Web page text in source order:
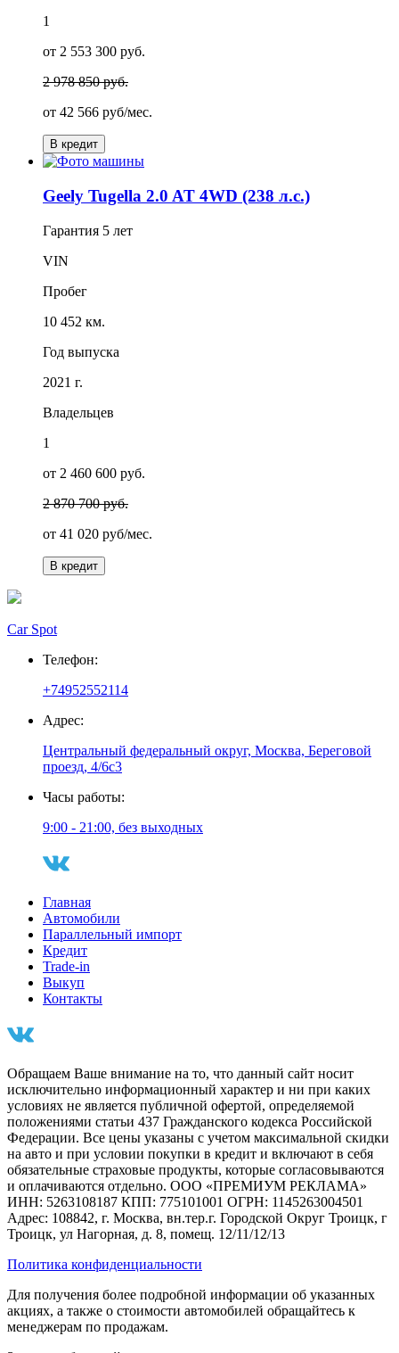
1
от 2 553 300 руб.
2 978 850 руб.
от 42 566 руб/мес.
В кредит
Geely Tugella 2.0 AT 4WD (238 л.с.)
Гарантия 5 лет
VIN
Пробег
10 452 км.
Год выпуска
2021 г.
Владельцев
1
от 2 460 600 руб.
2 870 700 руб.
от 41 020 руб/мес.
В кредит
Car Spot
Телефон:
+74952552114
Адрес:
Центральный федеральный округ, Москва, Береговой
проезд, 4/6с3
Часы работы:
9:00 - 21:00, без выходных
Главная
Автомобили
Параллельный импорт
Кредит
Trade-in
Выкуп
Контакты
Обращаем Ваше внимание на то, что данный сайт носит
исключительно информационный характер и ни при каких
условиях не является публичной офертой, определяемой
положениями статьи 437 Гражданского кодекса Российской
Федерации. Все цены указаны с учетом максимальной скидки
на авто и при условии покупки в кредит и включают в себя
обязательные страховые продукты, которые согласовываются
и оплачиваются отдельно. ООО «ПРЕМИУМ РЕКЛАМА»
ИНН: 5263108187 КПП: 775101001 ОГРН: 1145263004501
Адрес: 108842, г. Москва, вн.тер.г. Городской Округ Троицк, г
Троицк, ул Нагорная, д. 8, помещ. 12/11/12/13
Политика конфиденциальности
Для получения более подробной информации об указанных
акциях, а также о стоимости автомобилей обращайтесь к
менеджерам по продажам.